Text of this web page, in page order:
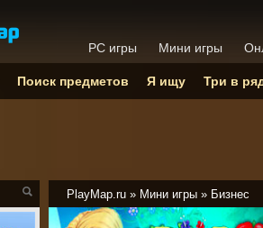
PlayMap.ru » Мини игры » Бизнес
PC игры Мини игры
Поиск предметов Я ищу Три в